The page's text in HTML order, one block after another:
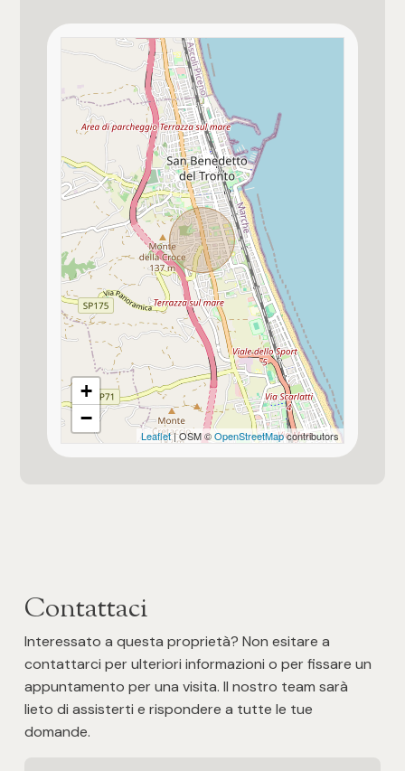
Qualità e pregio dell'immobile
★★★★
Finiture interne
★★★★
Qualità contesto e luogo
★★★★
Bagno principale con
Vasca
Bagno secondario con
Doccia
Pavim. Reparto Giorno
Marmo di qualità
Pavim. Reparto Notte
Camino o canna fumaria
Portone Blindato
Vista mare
+
−
Leaflet| OSM ©OpenStreetMapcontributors
Contattaci
Interessato a questa proprietà? Non esitare a
contattarci per ulteriori informazioni o per fissare un
appuntamento per una visita. Il nostro team sarà
lieto di assisterti e rispondere a tutte le tue
domande.